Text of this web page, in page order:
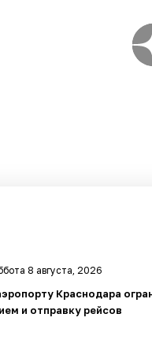
8 августа, 2026
Краснодара
и отправку рейсов